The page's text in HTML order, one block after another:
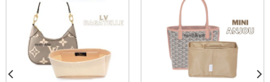
to
wishlist wishlist